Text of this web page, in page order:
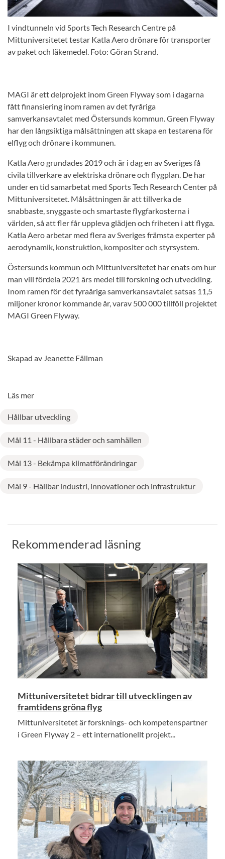
I vindtunneln vid Sports Tech Research Centre på
Mittuniversitetet testar Katla Aero drönare för transporter
av paket och läkemedel. Foto: Göran Strand.
MAGI är ett delprojekt inom Green Flyway som i dagarna
fått finansiering inom ramen av det fyråriga
samverkansavtalet med Östersunds kommun. Green Flyway
har den långsiktiga målsättningen att skapa en testarena för
elflyg och drönare i kommunen.
Katla Aero grundades 2019 och är i dag en av Sveriges få
civila tillverkare av elektriska drönare och flygplan. De har
under en tid samarbetat med Sports Tech Research Center på
Mittuniversitetet. Målsättningen är att tillverka de
snabbaste, snyggaste och smartaste flygfarkosterna i
världen, så att fler får uppleva glädjen och friheten i att flyga.
Katla Aero arbetar med flera av Sveriges främsta experter på
aerodynamik, konstruktion, kompositer och styrsystem.
Östersunds kommun och Mittuniversitetet har enats om hur
man vill fördela 2021 års medel till forskning och utveckling.
Inom ramen för det fyraåriga samverkansavtalet satsas 11,5
miljoner kronor kommande år, varav 500 000 tillföll projektet
MAGI Green Flyway.
Skapad av Jeanette Fällman
Läs mer
Hållbar utveckling
Mål 11 - Hållbara städer och samhällen
Mål 13 - Bekämpa klimatförändringar
Mål 9 - Hållbar industri, innovationer och infrastruktur
Rekommenderad läsning
Mittuniversitetet bidrar till utvecklingen av
framtidens gröna flyg
Mittuniversitetet är forsknings- och kompetenspartner
i Green Flyway 2 – ett internationellt projekt...